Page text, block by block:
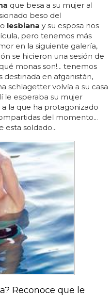
que besa a su mujer al
beso del
lesbiana y su esposa nos
pero tenemos más
en la siguiente galería,
se hicieron una sesión de
monas son!... tenemos
destinada en afganistán,
schlagetter volvía a su casa
le esperaba su mujer
la que ha protagonizado
del momento...
soldado...
Reconoce que le